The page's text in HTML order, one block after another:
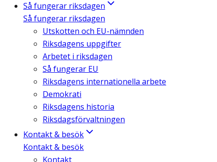
Så fungerar riksdagen
Så fungerar riksdagen
Utskotten och EU-nämnden
Riksdagens uppgifter
Arbetet i riksdagen
Så fungerar EU
Riksdagens internationella arbete
Demokrati
Riksdagens historia
Riksdagsförvaltningen
Kontakt & besök
Kontakt & besök
Kontakt